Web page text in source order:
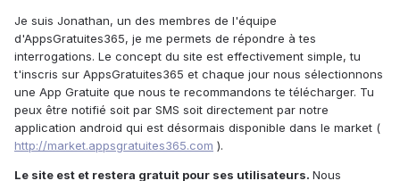
Je suis Jonathan, un des membres de l'équipe
d'AppsGratuites365, je me permets de répondre à tes
interrogations. Le concept du site est effectivement simple, tu
t'inscris sur AppsGratuites365 et chaque jour nous sélectionnons
une App Gratuite que nous te recommandons te télécharger. Tu
peux être notifié soit par SMS soit directement par notre
application android qui est désormais disponible dans le market (
http://market.appsgratuites365.com ).
Le site est et restera gratuit pour ses utilisateurs. Nous